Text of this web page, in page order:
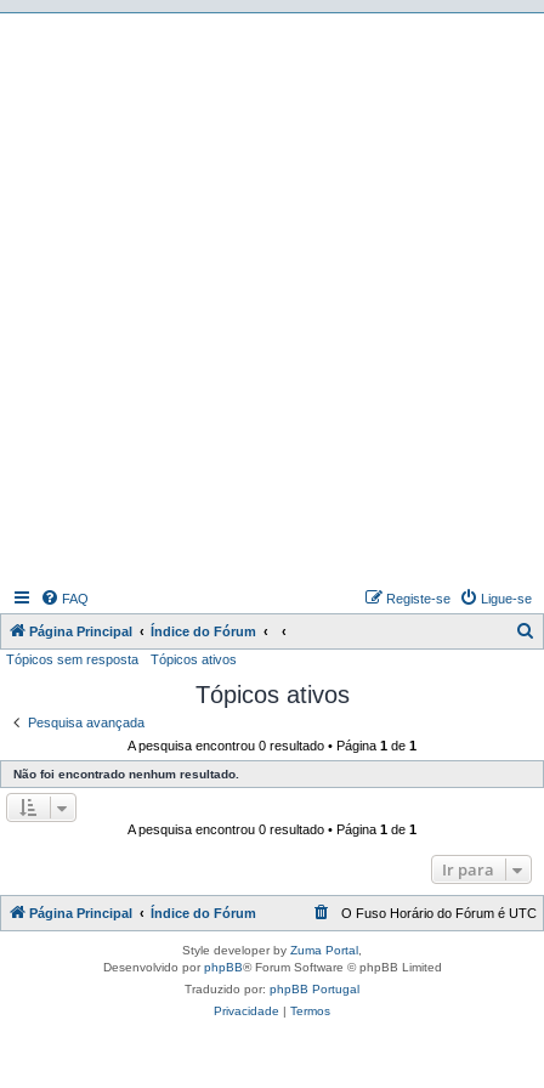
FAQ Ligue-se
Registe-se
Página Principal Índice do Fórum
Tópicos sem resposta Tópicos ativos
Tópicos ativos
Pesquisa avançada
A pesquisa encontrou 0 resultado • Página 1 de 1
Não foi encontrado nenhum resultado.
A pesquisa encontrou 0 resultado • Página 1 de 1
Ir para
Página Principal Índice do Fórum O Fuso Horário do Fórum é UTC
Style developer by Zuma Portal
Desenvolvido porphpBB® Forum Software © phpBB Limited
Traduzido por: phpBB Portugal
Privacidade | Termos